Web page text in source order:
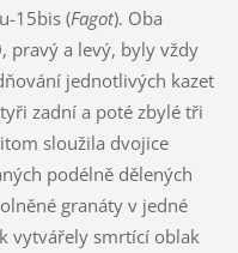
15bis (Fagot). Oba
pravý a levý, byly vždy
jednotlivých kazet
zadní a poté zbylé tři
sloužila dvojice
podélně dělených
granáty v jedné
vytvářely smrtící oblak